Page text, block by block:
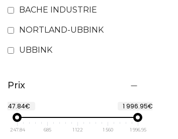
BACHE INDUSTRIE
NORTLAND-UBBINK
UBBINK
Prix
247.84€ 1 996.95€
247.84 685 1 122 1 560 1 996.95